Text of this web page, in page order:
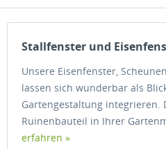
Stallfenster und
Unsere Eisenfenster,
lassen sich wunderbar als
Gartengestaltung integrieren.
Ruinenbauteil in Ihrer
erfahren »